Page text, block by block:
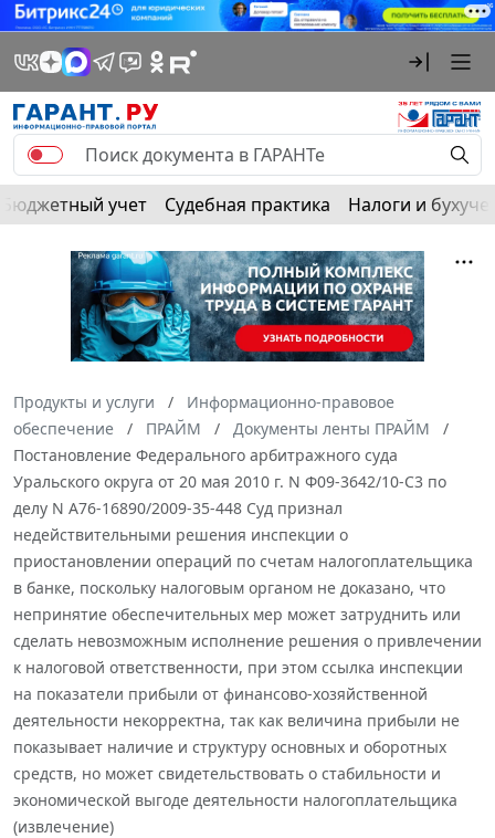
Бюджетный учет Судебная практика Налоги и
Продукты и услуги
Информационно-правовое
обеспечение
ПРАЙМ
Документы ленты ПРАЙМ
Постановление Федерального арбитражного суда
Уральского округа от 20 мая 2010 г. N Ф09-3642/10-С3 по
делу N А76-16890/2009-35-448 Суд признал
недействительными решения инспекции о
приостановлении операций по счетам налогоплательщика
в банке, поскольку налоговым органом не доказано, что
непринятие обеспечительных мер может затруднить или
сделать невозможным исполнение решения о привлечении
к налоговой ответственности, при этом ссылка инспекции
на показатели прибыли от финансово-хозяйственной
деятельности некорректна, так как величина прибыли не
показывает наличие и структуру основных и оборотных
средств, но может свидетельствовать о стабильности и
экономической выгоде деятельности налогоплательщика
(извлечение)